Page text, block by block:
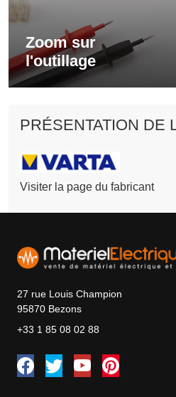
Zoom sur
l'outillage
PRÉSENTATION DE
Visiter la page du fabricant
27 rue Louis Champion
95870 Bezons
+33 1 85 08 02 88